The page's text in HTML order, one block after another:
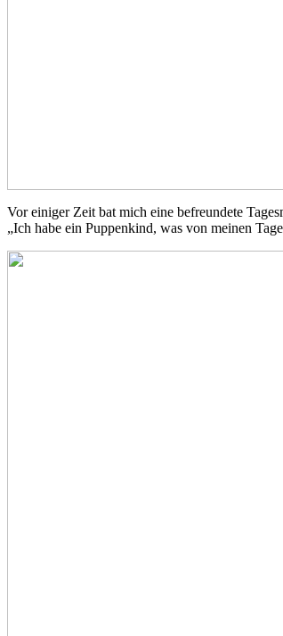
Vor einiger Zeit bat mich eine befreundete
„Ich habe ein Puppenkind, was von meinen